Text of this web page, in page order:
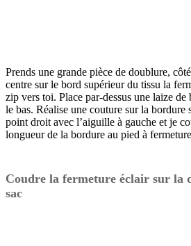
Prends une grande pièce de doublure,
centre sur le bord supérieur du tissu la
zip vers toi. Place par-dessus une laize
le bas. Réalise une couture sur la bordure
point droit avec l’aiguille à gauche et je
longueur de la bordure au pied à
Coudre la fermeture éclair sur la
sac